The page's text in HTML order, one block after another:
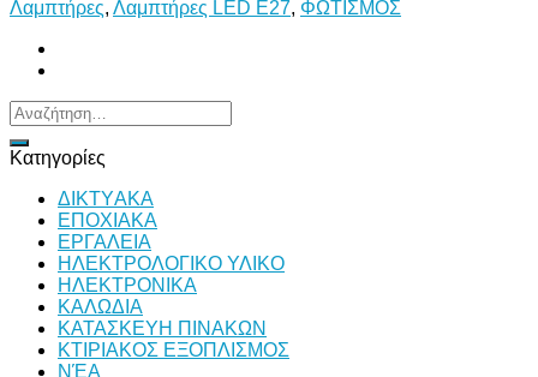
G120
4000Κ
E27
Λαμπτήρες, Λαμπτήρες LED E27, ΦΩΤΙΣΜΟΣ
Αναζήτηση
για:
Κατηγορίες
ΔΙKTΥAKA
ΕΠΟΧΙΑΚΑ
ΕΡΓΑΛΕΙΑ
ΗΛΕΚΤΡΟΛΟΓΙΚΟ ΥΛΙΚΟ
ΗΛΕΚΤΡΟΝΙΚΑ
ΚΑΛΩΔΙΑ
ΚΑΤΑΣΚΕΥΗ ΠΙΝΑΚΩΝ
ΚΤΙΡΙΑΚΟΣ ΕΞΟΠΛΙΣΜΟΣ
ΝΈΑ